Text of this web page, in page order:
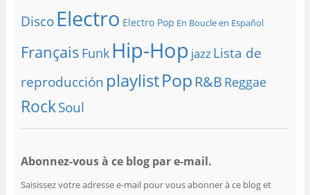
Disco Electro Electro Pop En Boucle en Español
Français Funk Hip-Hop jazzLista de
reproducción playlistPop R&B Reggae
RockSoul
Abonnez-vous à ce blog par e-mail.
Saisissez votre adresse e-mail pour vous abonner à ce blog et